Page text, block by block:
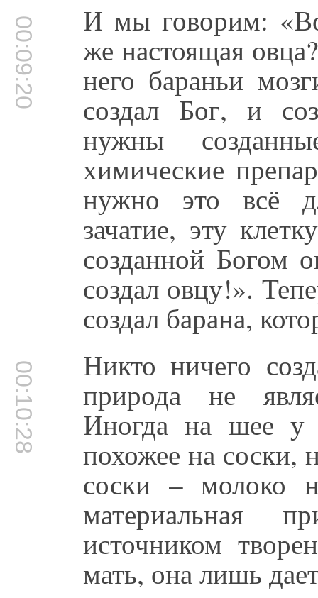
00:09:20 И мы говорим:
же настоящая
него бараньи
создал Бог, и
нужны
химические
нужно это всё
зачатие, эту
созданной Богом
создал овцу!».
создал барана,
00:10:28 Никто ничего
природа не
Иногда на шее у
похожее на соски,
соски – молоко
материальная
источником
мать, она лишь